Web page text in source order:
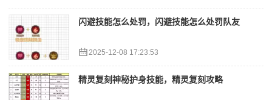
闪避技能怎么处罚，闪避技能怎么处罚队友
2025-12-08 17:23:53
精灵复刻神秘护身技能，精灵复刻攻略